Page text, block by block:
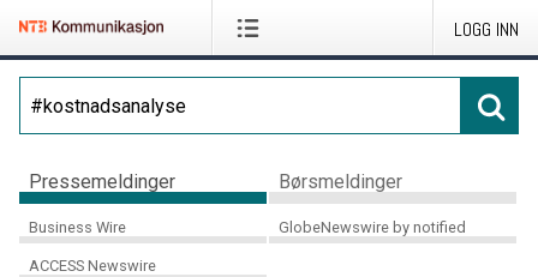
LOGG INN
Pressemeldinger Børsmeldinger
Business Wire GlobeNewswire by notified
ACCESS Newswire